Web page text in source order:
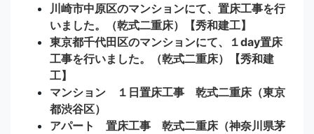
川崎市中原区のマンションにて、置床工事を行
いました。（乾式二重床）【秀和建工】
東京都千代田区のマンションにて、１day置床
工事を行いました。（乾式二重床）【秀和建
工】
マンション １日置床工事 乾式二重床（東京
都渋谷区）
アパート 置床工事 乾式二重床（神奈川県茅